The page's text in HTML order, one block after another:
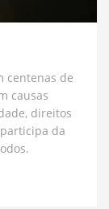
centenas de
causas
direitos
da